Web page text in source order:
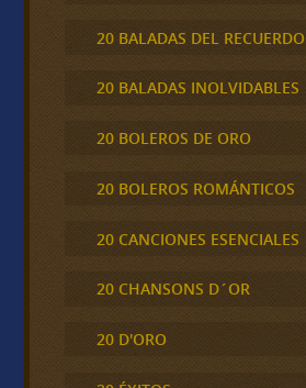
20 BALADAS DEL RECUERDO
20 BALADAS INOLVIDABLES
20 BOLEROS DE ORO
20 BOLEROS ROMÁNTICOS
20 CANCIONES ESENCIALES
20 CHANSONS D´OR
20 D'ORO